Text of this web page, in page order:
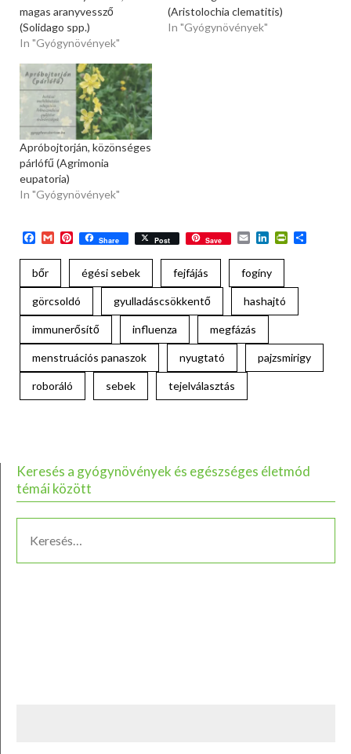
magas aranyvessző
(Solidago spp.)
In "Gyógynövények"
(Aristolochia clematitis)
In "Gyógynövények"
Apróbojtorján, közönséges
párlófű (Agrimonia
eupatoria)
In "Gyógynövények"
Facebook
GmailPinterest
Share Post Save EmailLinkedIn
bőr égési sebek fejfájás fogíny
görcsoldó gyulladáscsökkentő hashajtó
immunerősítő influenza megfázás
menstruációs panaszok nyugtató pajzsmirigy
roboráló sebek tejelválasztás
Keresés a gyógynövények és egészséges életmód
témái között